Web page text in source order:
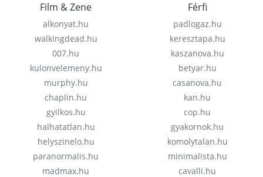
Film & Zene
alkonyat.hu
walkingdead.hu
007.hu
kulonvelemeny.hu
murphy.hu
chaplin.hu
gyilkos.hu
halhatatlan.hu
helyszinelo.hu
paranormalis.hu
madmax.hu
Férfi
padlogaz.hu
keresztapa.hu
kaszanova.hu
betyar.hu
casanova.hu
kan.hu
cop.hu
gyakornok.hu
komolytalan.hu
minimalista.hu
cavalli.hu